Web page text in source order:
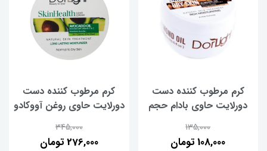
کرم مرطوب کننده دست
دورلایت حاوی بادام حجم
135,000
108,000 تومان
کرم مرطوب کننده دست
دورلایت حاوی روغن آووکادو
345,000
276,000 تومان